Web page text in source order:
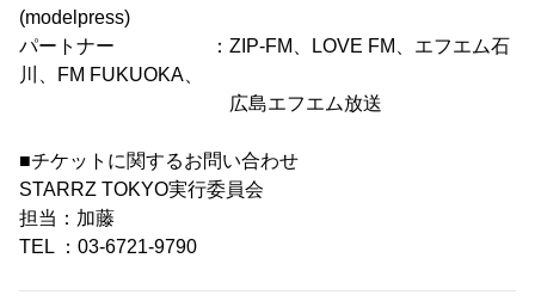
(modelpress)
パートナー ：ZIP-FM、LOVE FM、エフエム石
川、FM FUKUOKA、
広島エフエム放送
■チケットに関するお問い合わせ
STARRZ TOKYO実行委員会
担当：加藤
TEL ：03-6721-9790